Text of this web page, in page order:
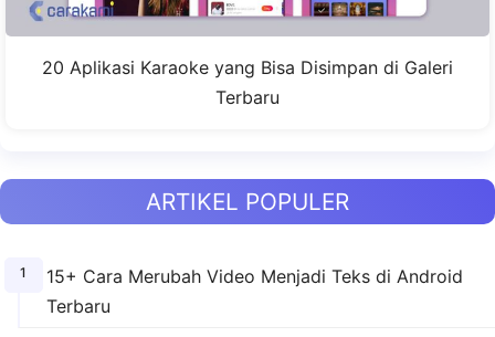
20 Aplikasi Karaoke yang Bisa Disimpan di Galeri
Terbaru
ARTIKEL POPULER
15+ Cara Merubah Video Menjadi Teks di Android
Terbaru